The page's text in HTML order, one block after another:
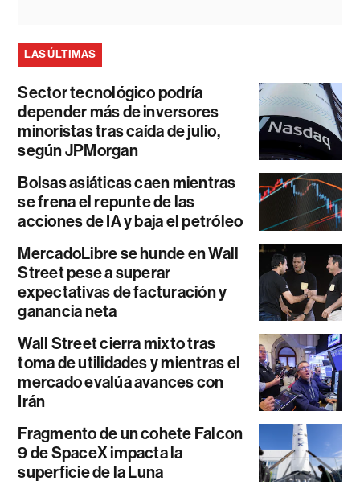
LAS ÚLTIMAS
Sector tecnológico podría
depender más de inversores
minoristas tras caída de julio,
según JPMorgan
Bolsas asiáticas caen mientras
se frena el repunte de las
acciones de IA y baja el petróleo
MercadoLibre se hunde en Wall
Street pese a superar
expectativas de facturación y
ganancia neta
Wall Street cierra mixto tras
toma de utilidades y mientras el
mercado evalúa avances con
Irán
Fragmento de un cohete Falcon
9 de SpaceX impacta la
superficie de la Luna